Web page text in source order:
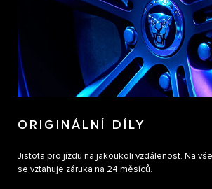
ORIGINÁLNÍ DÍLY
Jistota pro jízdu na jakoukoli vzdálenost. Na
se vztahuje záruka na 24 měsíců.